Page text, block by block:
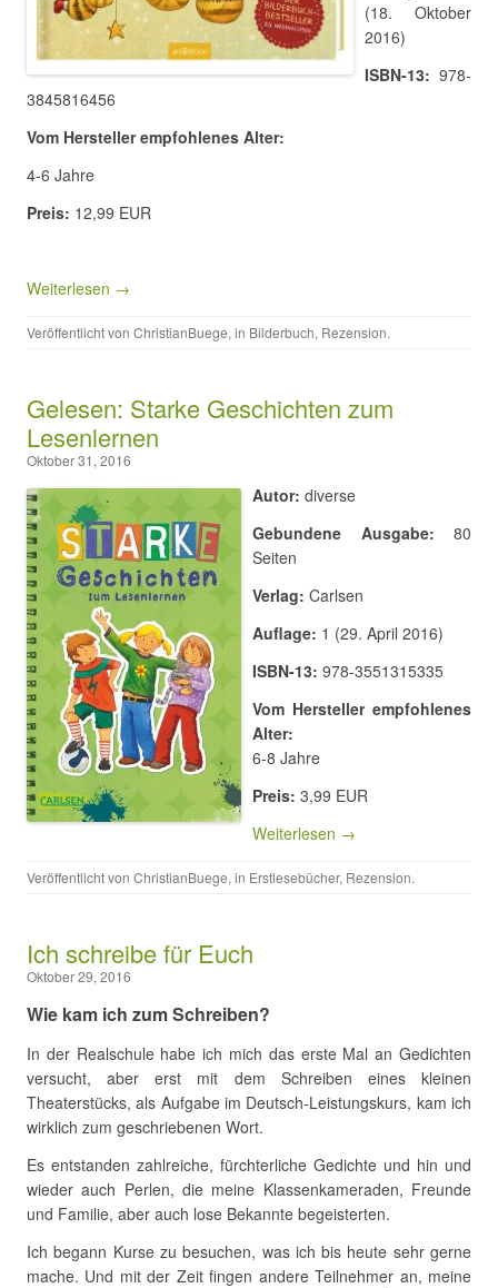
(18. Oktober
2016)
ISBN-13: 978-
3845816456
Vom Hersteller empfohlenes Alter:
4-6 Jahre
Preis: 12,99 EUR
Weiterlesen →
Veröffentlicht von ChristianBuege, in Bilderbuch, Rezension.
Gelesen: Starke Geschichten zum
Lesenlernen
Oktober 31, 2016
Autor: diverse
Gebundene Ausgabe: 80
Seiten
Verlag: Carlsen
Auflage: 1 (29. April 2016)
ISBN-13: 978-3551315335
Vom Hersteller empfohlenes
Alter:
6-8 Jahre
Preis: 3,99 EUR
Weiterlesen →
Veröffentlicht von ChristianBuege, in Erstlesebücher, Rezension.
Ich schreibe für Euch
Oktober 29, 2016
Wie kam ich zum Schreiben?
In der Realschule habe ich mich das erste Mal an Gedichten
versucht, aber erst mit dem Schreiben eines kleinen
Theaterstücks, als Aufgabe im Deutsch-Leistungskurs, kam ich
wirklich zum geschriebenen Wort.
Es entstanden zahlreiche, fürchterliche Gedichte und hin und
wieder auch Perlen, die meine Klassenkameraden, Freunde
und Familie, aber auch lose Bekannte begeisterten.
Ich begann Kurse zu besuchen, was ich bis heute sehr gerne
mache. Und mit der Zeit fingen andere Teilnehmer an, meine